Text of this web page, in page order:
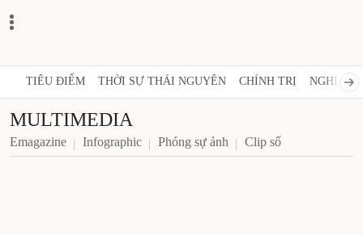
TIÊU ĐIỂM THỜI SỰ THÁI NGUYÊN CHÍNH TRỊ NGHỊ
MULTIMEDIA
Emagazine Infographic Phóng sự ảnh Clip số